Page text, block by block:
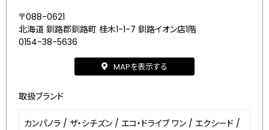
〒088-0621
北海道 釧路郡釧路町 桂木1-1-7 釧路イオン店1階
0154-38-5636
MAPを表示する
取扱ブランド
カンパノラ / ザ・シチズン / エコ・ドライブ ワン / エクシード /